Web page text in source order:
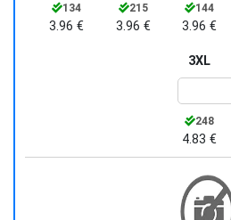
134
3.96 €
215
3.96 €
144
3.96 €
3XL
248
4.83 €